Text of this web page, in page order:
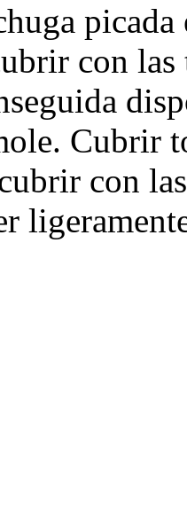
picada
con las
Cubrir
con